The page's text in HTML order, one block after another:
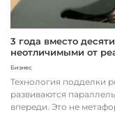
3 года вместо
неотличимыми от
Бизнес
Технология подделки
развиваются
впереди. Это не